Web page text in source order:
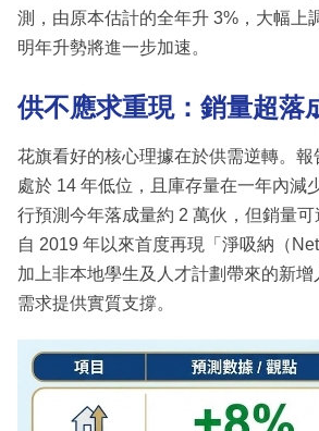
測，由原本估計的全年升 3%，大幅上
明年升勢將進一步加速。
供不應求重現：銷量超落
花旗看好的核心理據在於供需逆轉。
處於 14 年低位，且庫存量在一年內減
行預測今年落成量約 2 萬伙，但銷量
自 2019 年以來首度再現「淨吸納（Net
加上非本地學生及人才計劃帶來的新
需求提供實質支撐。